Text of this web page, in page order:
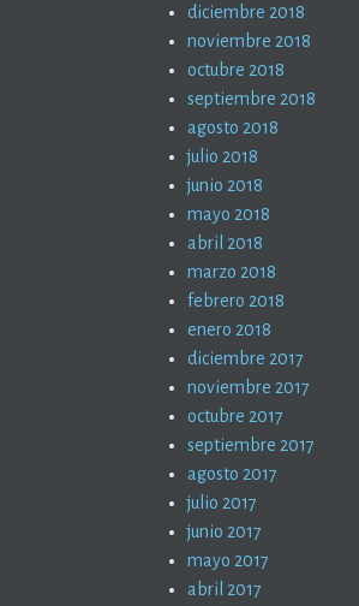
diciembre 2018
noviembre 2018
octubre 2018
septiembre 2018
agosto 2018
julio 2018
junio 2018
mayo 2018
abril 2018
marzo 2018
febrero 2018
enero 2018
diciembre 2017
noviembre 2017
octubre 2017
septiembre 2017
agosto 2017
julio 2017
junio 2017
mayo 2017
abril 2017